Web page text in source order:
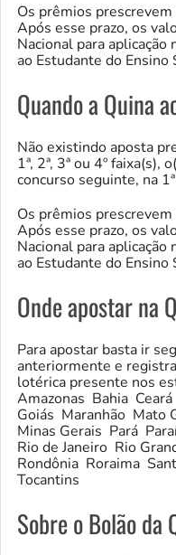
Os prêmios
Após esse prazo, os
Nacional para aplicação
ao Estudante do Ensino
Quando a Quina
Não existindo aposta
1ª, 2ª, 3ª ou 4º
concurso seguinte, na
Os prêmios
Após esse prazo, os
Nacional para aplicação
ao Estudante do Ensino
Onde apostar na
Para apostar basta ir
anteriormente e
lotérica presente nos
Amazonas Bahia
Goiás Maranhão Mato
Minas Gerais Pará
Rio de Janeiro Rio
Rondônia Roraima
Tocantins
Sobre o Bolão da